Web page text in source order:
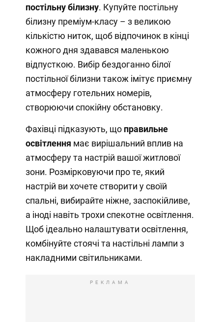
постільну білизну. Купуйте постільну
білизну преміум-класу – з великою
кількістю ниток, щоб відпочинок в кінці
кожного дня здавався маленькою
відпусткою. Вибір бездоганно білої
постільної білизни також імітує приємну
атмосферу готельних номерів,
створюючи спокійну обстановку.
Фахівці підказують, що правильне
освітлення має вирішальний вплив на
атмосферу та настрій вашої житлової
зони. Розмірковуючи про те, який
настрій ви хочете створити у своїй
спальні, вибирайте ніжне, заспокійливе,
а іноді навіть трохи спекотне освітлення.
Щоб ідеально налаштувати освітлення,
комбінуйте стоячі та настільні лампи з
накладними світильниками.
РЕКЛАМА